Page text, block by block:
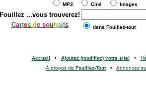
MP3 Ciné Images
Fouillez ...vous trouverez!
Cartes de sou haits dans Fouillez-tout
Accueil • Ajoutez (modifiez) votre site!•
À propos de Fouillez-Tout• Annoncez